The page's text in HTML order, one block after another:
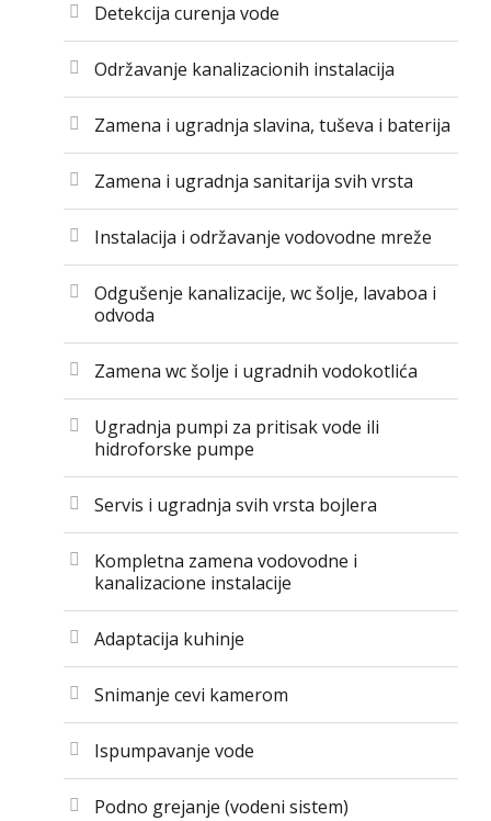
Detekcija curenja vode
Održavanje kanalizacionih instalacija
Zamena i ugradnja slavina, tuševa i baterija
Zamena i ugradnja sanitarija svih vrsta
Instalacija i održavanje vodovodne mreže
Odgušenje kanalizacije, wc šolje, lavaboa i
odvoda
Zamena wc šolje i ugradnih vodokotlića
Ugradnja pumpi za pritisak vode ili
hidroforske pumpe
Servis i ugradnja svih vrsta bojlera
Kompletna zamena vodovodne i
kanalizacione instalacije
Adaptacija kuhinje
Snimanje cevi kamerom
Ispumpavanje vode
Podno grejanje (vodeni sistem)